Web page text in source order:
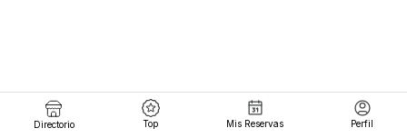
Directorio Top Mis Reservas Perfil